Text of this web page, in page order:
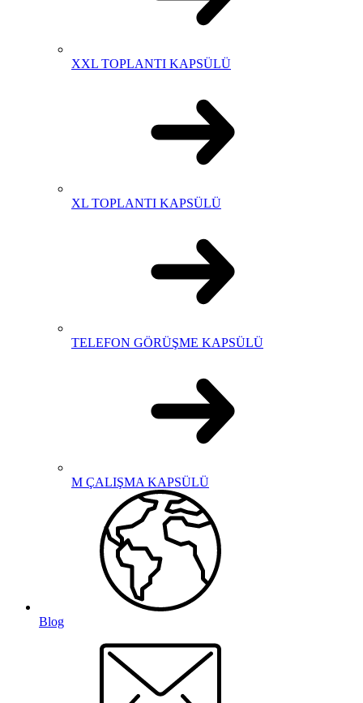
XXL TOPLANTI KAPSÜLÜ
XL TOPLANTI KAPSÜLÜ
TELEFON GÖRÜŞME KAPSÜLÜ
M ÇALIŞMA KAPSÜLÜ
Blog